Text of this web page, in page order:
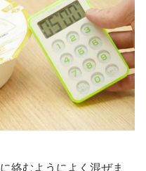
絡むようによく混ぜま